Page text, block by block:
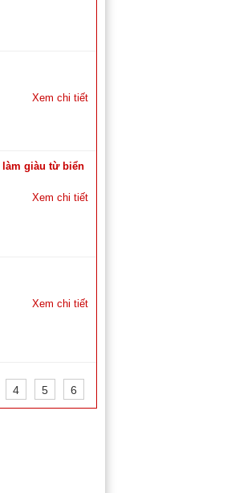
Xem chi tiết
giàu từ biển
Xem chi tiết
Xem chi tiết
4 5 6